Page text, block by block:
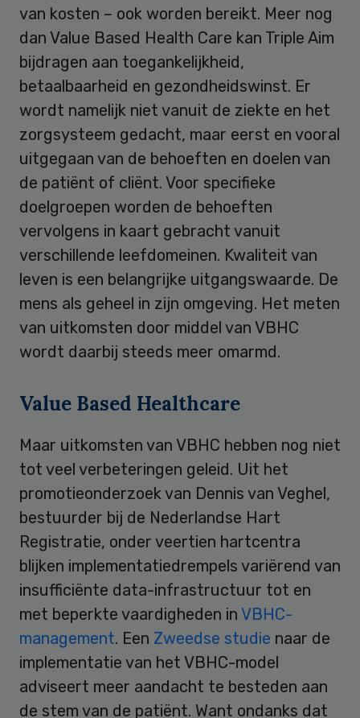
van kosten – ook worden bereikt. Meer nog
dan Value Based Health Care kan Triple Aim
bijdragen aan toegankelijkheid,
betaalbaarheid en gezondheidswinst. Er
wordt namelijk niet vanuit de ziekte en het
zorgsysteem gedacht, maar eerst en vooral
uitgegaan van de behoeften en doelen van
de patiënt of cliënt. Voor specifieke
doelgroepen worden de behoeften
vervolgens in kaart gebracht vanuit
verschillende leefdomeinen. Kwaliteit van
leven is een belangrijke uitgangswaarde. De
mens als geheel in zijn omgeving. Het meten
van uitkomsten door middel van VBHC
wordt daarbij steeds meer omarmd.
Value Based Healthcare
Maar uitkomsten van VBHC hebben nog niet
tot veel verbeteringen geleid. Uit het
promotieonderzoek van Dennis van Veghel,
bestuurder bij de Nederlandse Hart
Registratie, onder veertien hartcentra
blijken implementatiedrempels variërend van
insufficiënte data-infrastructuur tot en
met beperkte vaardigheden in VBHC-
management. Een Zweedse studie naar de
implementatie van het VBHC-model
adviseert meer aandacht te besteden aan
de stem van de patiënt. Want ondanks dat